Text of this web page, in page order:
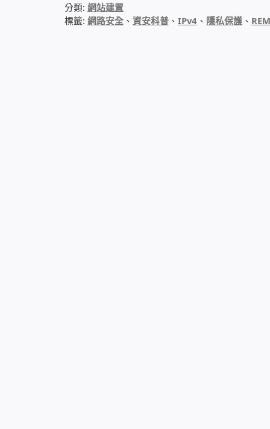
分類: 網站建置
標籤: 網路安全、 資安科普、 IPv4、 隱私保護、